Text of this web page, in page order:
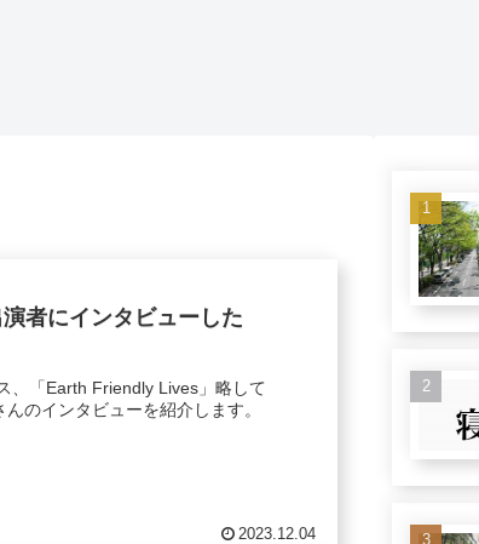
者にインタビューした
、「Earth Friendly Lives」略して
のインタビューを紹介します。
2023.12.04